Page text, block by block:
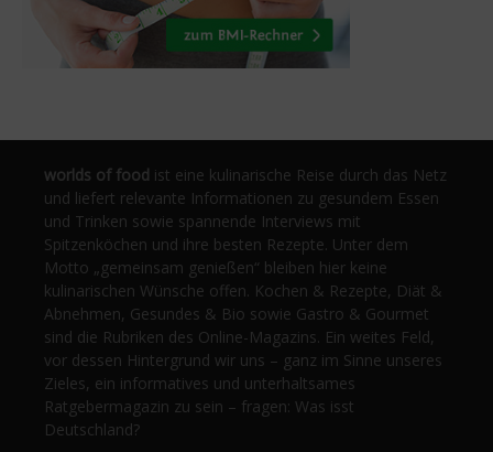
worlds of food ist eine kulinarische Reise durch das Netz
und liefert relevante Informationen zu gesundem Essen
und Trinken sowie spannende Interviews mit
Spitzenköchen und ihre besten Rezepte. Unter dem
Motto „gemeinsam genießen“ bleiben hier keine
kulinarischen Wünsche offen. Kochen & Rezepte, Diät &
Abnehmen, Gesundes & Bio sowie Gastro & Gourmet
sind die Rubriken des Online-Magazins. Ein weites Feld,
vor dessen Hintergrund wir uns – ganz im Sinne unseres
Zieles, ein informatives und unterhaltsames
Ratgebermagazin zu sein – fragen: Was isst
Deutschland?